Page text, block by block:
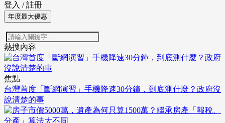
登入 / 註冊
年度最大優惠
熱搜內容
焦點
台灣首度「斷網演習」手機降速30分鐘，到底測什麼？政府沒
說清楚的事